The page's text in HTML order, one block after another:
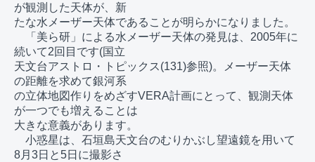
が観測した天体が、新
たな水メーザー天体であることが明らかになりました。
「美ら研」による水メーザー天体の発見は、2005年に
続いて2回目です(国立
天文台アストロ・トピックス(131)参照)。メーザー天体
の距離を求めて銀河系
の立体地図作りをめざすVERA計画にとって、観測天体
が一つでも増えることは
大きな意義があります。
小惑星は、石垣島天文台のむりかぶし望遠鏡を用いて
8月3日と5日に撮影さ